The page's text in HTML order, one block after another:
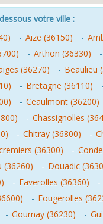
votre ville :
- Aize (36150) -
- Arthon (36330) -
(36270) - Beaulieu
- Bretagne (36110) -
- Ceaulmont (36200)
- Chassignolles
- Chitray (36800) -
(36300) -
(36260) - Douadic
- Faverolles (36360) -
- Fougerolles
- Gournay (36230) -